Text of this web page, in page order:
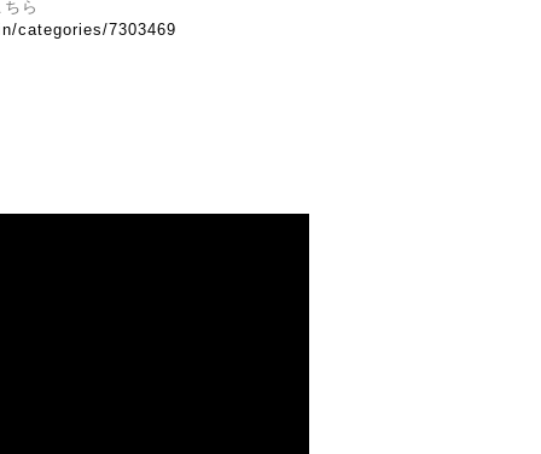
ら
categories/7303469